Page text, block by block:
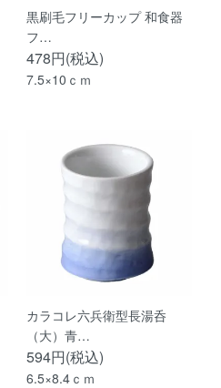
黒刷毛フリーカップ 和食器
フ…
478円(税込)
7.5×10ｃｍ
カラコレ六兵衛型長湯呑
（大）青…
594円(税込)
6.5×8.4ｃｍ